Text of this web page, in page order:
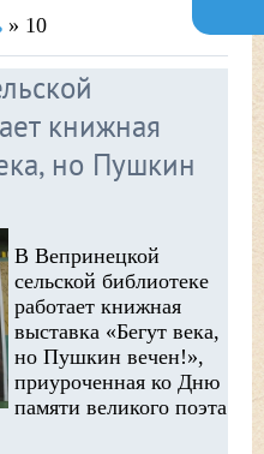
» 10
книжная
но Пушкин
В Вепринецкой
сельской библиотеке
работает книжная
выставка «Бегут века,
но Пушкин вечен!»,
приуроченная ко Дню
памяти великого поэта